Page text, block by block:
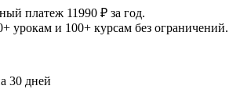
платеж 11990 ₽ за год.
урокам и 100+ курсам без ограничений.
30 дней